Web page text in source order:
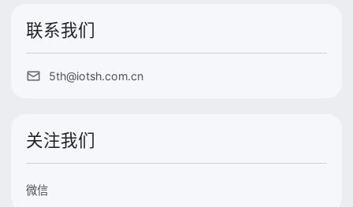
联系我们
5th@iotsh.com.cn
关注我们
微信